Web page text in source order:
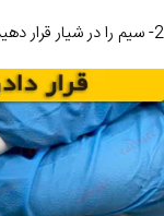
2- سیم را در شیار قرار دهید